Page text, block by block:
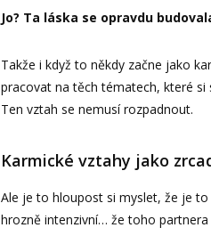
Jo? Ta láska se opravdu
Takže i když to někdy začne jako
pracovat na těch tématech, které
Ten vztah se nemusí rozpadnout.
Karmické vztahy jako
Ale je to hloupost si myslet, že je
hrozně intenzivní… že toho